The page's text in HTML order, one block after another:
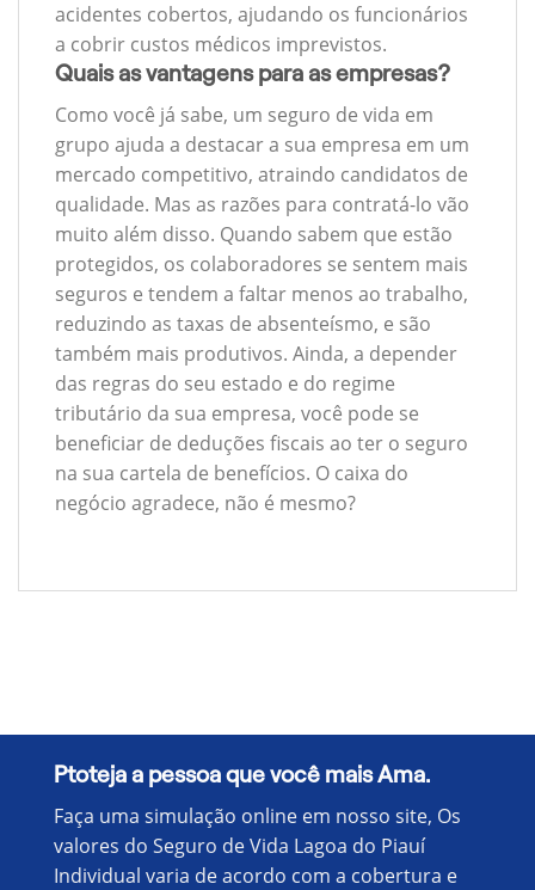
acidentes cobertos, ajudando os funcionários
a cobrir custos médicos imprevistos.
Quais as vantagens para as empresas?
Como você já sabe, um seguro de vida em
grupo ajuda a destacar a sua empresa em um
mercado competitivo, atraindo candidatos de
qualidade. Mas as razões para contratá-lo vão
muito além disso. Quando sabem que estão
protegidos, os colaboradores se sentem mais
seguros e tendem a faltar menos ao trabalho,
reduzindo as taxas de absenteísmo, e são
também mais produtivos. Ainda, a depender
das regras do seu estado e do regime
tributário da sua empresa, você pode se
beneficiar de deduções fiscais ao ter o seguro
na sua cartela de benefícios. O caixa do
negócio agradece, não é mesmo?
Ptoteja a pessoa que você mais Ama.
Faça uma simulação online em nosso site, Os
valores do Seguro de Vida Lagoa do Piauí
Individual varia de acordo com a cobertura e